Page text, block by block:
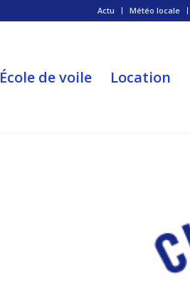
Actu Météo locale
École de voile Location